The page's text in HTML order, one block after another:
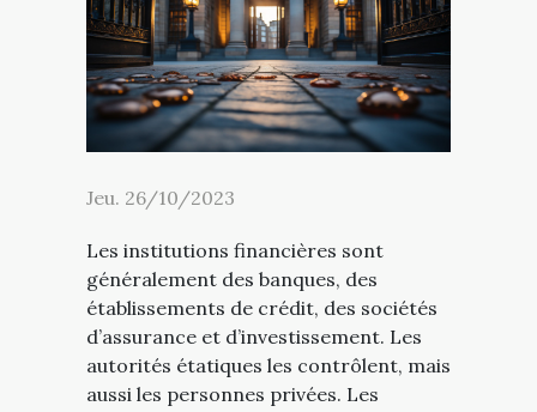
Jeu. 26/10/2023
Les institutions financières sont
généralement des banques, des
établissements de crédit, des sociétés
d’assurance et d’investissement. Les
autorités étatiques les contrôlent, mais
aussi les personnes privées. Les